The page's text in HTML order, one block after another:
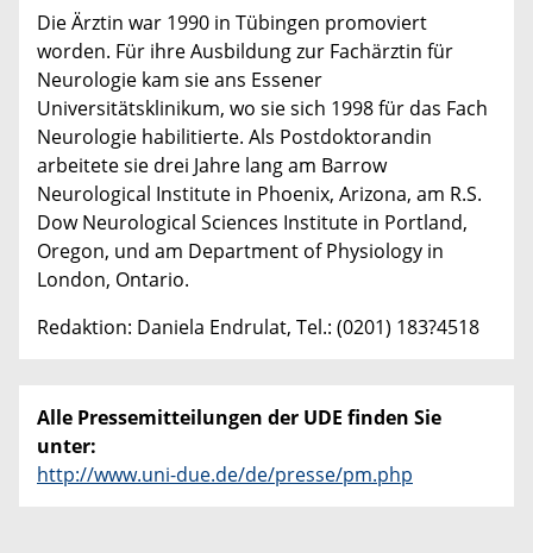
Die Ärztin war 1990 in Tübingen promoviert
worden. Für ihre Ausbildung zur Fachärztin für
Neurologie kam sie ans Essener
Universitätsklinikum, wo sie sich 1998 für das Fach
Neurologie habilitierte. Als Postdoktorandin
arbeitete sie drei Jahre lang am Barrow
Neurological Institute in Phoenix, Arizona, am R.S.
Dow Neurological Sciences Institute in Portland,
Oregon, und am Department of Physiology in
London, Ontario.
Redaktion: Daniela Endrulat, Tel.: (0201) 183?4518
Alle Pressemitteilungen der UDE finden Sie
unter:
http://www.uni-due.de/de/presse/pm.php